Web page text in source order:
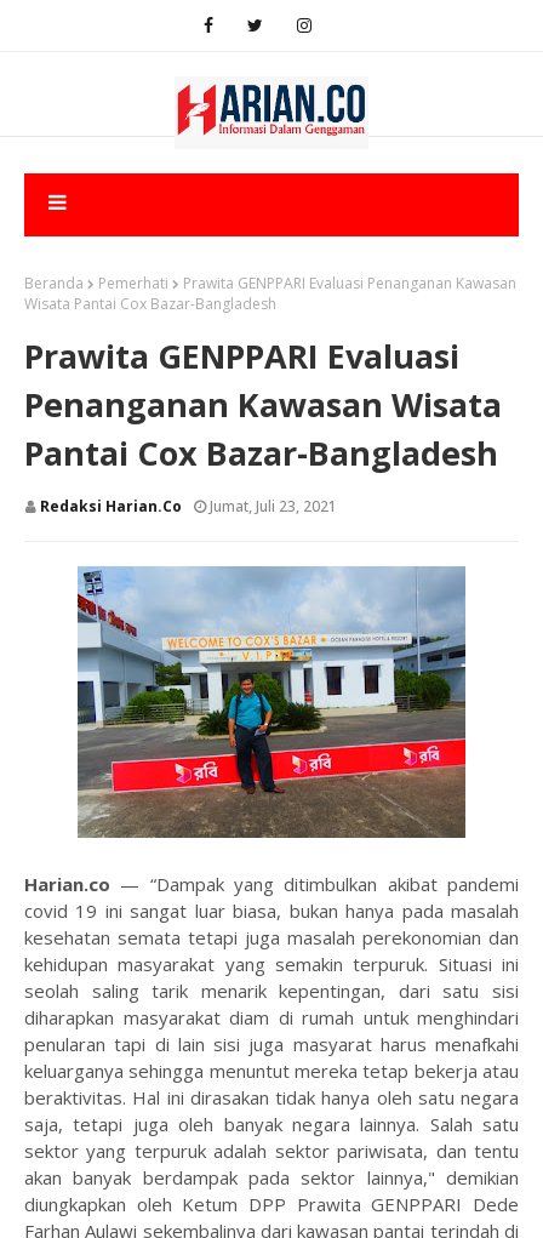
Beranda Pemerhati
Prawita GENPPARI Evaluasi Penanganan Kawasan
Wisata Pantai Cox Bazar-Bangladesh
Prawita GENPPARI Evaluasi
Penanganan Kawasan Wisata
Pantai Cox Bazar-Bangladesh
Redaksi Harian.co Jumat, Juli 23, 2021
Harian.co — “Dampak yang ditimbulkan akibat pandemi
covid 19 ini sangat luar biasa, bukan hanya pada masalah
kesehatan semata tetapi juga masalah perekonomian dan
kehidupan masyarakat yang semakin terpuruk. Situasi ini
seolah saling tarik menarik kepentingan, dari satu sisi
diharapkan masyarakat diam di rumah untuk menghindari
penularan tapi di lain sisi juga masyarat harus menafkahi
keluarganya sehingga menuntut mereka tetap bekerja atau
beraktivitas. Hal ini dirasakan tidak hanya oleh satu negara
saja, tetapi juga oleh banyak negara lainnya. Salah satu
sektor yang terpuruk adalah sektor pariwisata, dan tentu
akan banyak berdampak pada sektor lainnya," demikian
diungkapkan oleh Ketum DPP Prawita GENPPARI Dede
Farhan Aulawi sekembalinya dari kawasan pantai terindah di